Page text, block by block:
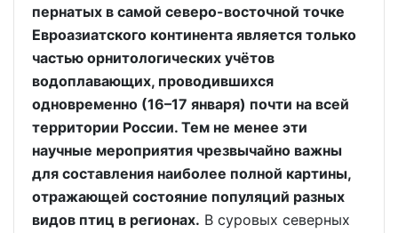
пернатых в самой северо-восточной точке
Евроазиатского континента является только
частью орнитологических учётов
водоплавающих, проводившихся
одновременно (16–17 января) почти на всей
территории России. Тем не менее эти
научные мероприятия чрезвычайно важны
для составления наиболее полной картины,
отражающей состояние популяций разных
видов птиц в регионах. В суровых северных